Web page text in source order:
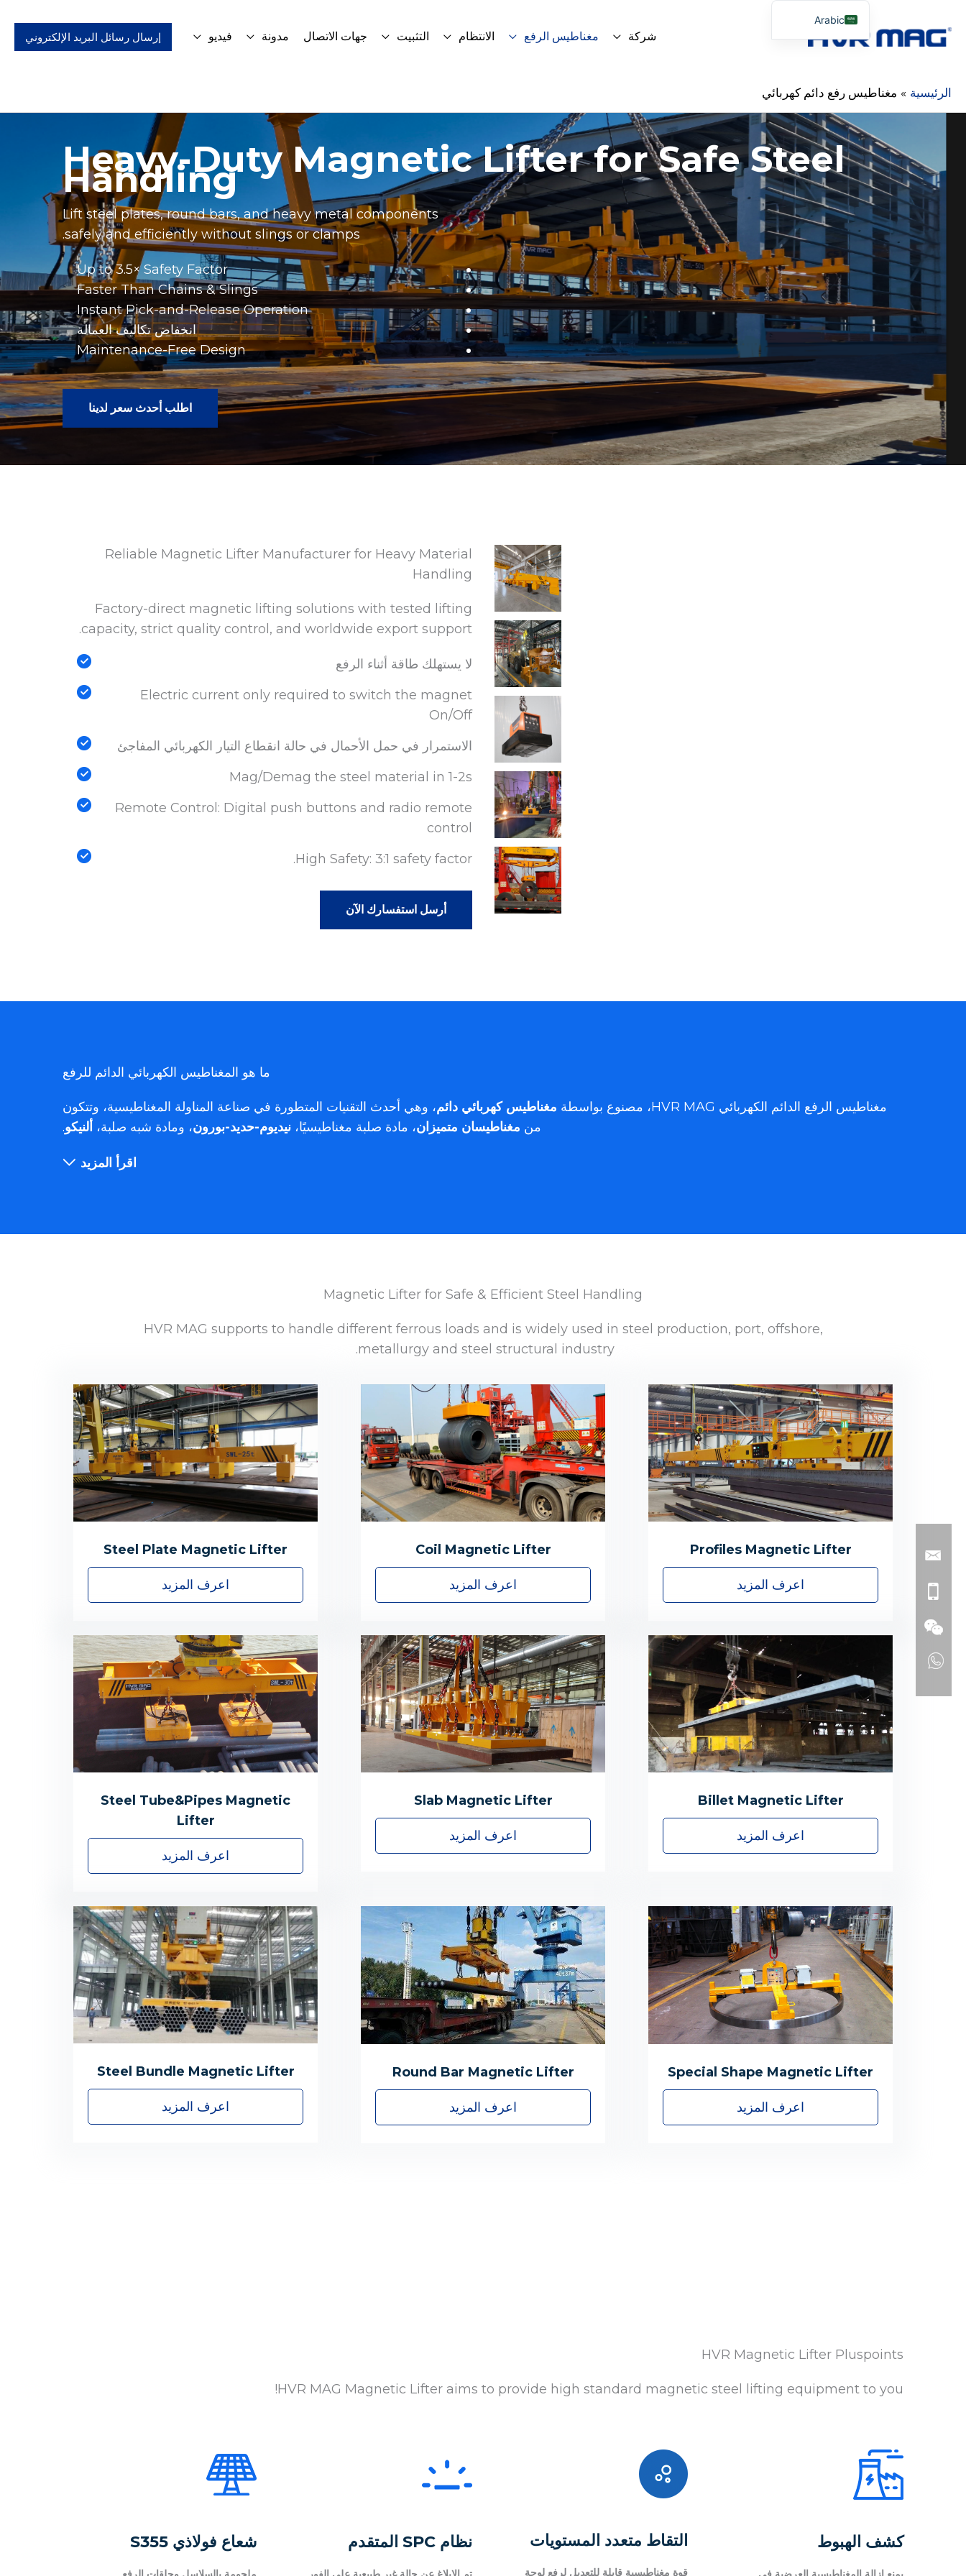
شركة مغناطيس الرفع الانتظام التثبيت جهات الاتصال مدونة فيديو إرسال رسائل البريد الإلكتروني
الرئيسية مغناطيس رفع دائم كهربائي
Heavy-Duty Magnetic Lifter for Safe Steel
Handling
Lift steel plates, round bars, and heavy metal components
safely and efficiently without slings or clamps.
Up to 3.5× Safety Factor
Faster Than Chains & Slings
Instant Pick-and-Release Operation
انخفاض تكاليف العمالة
Maintenance-Free Design
اطلب أحدث سعر لدينا
Reliable Magnetic Lifter Manufacturer for Heavy Material
Handling
Factory-direct magnetic lifting solutions with tested lifting
capacity, strict quality control, and worldwide export support.
لا يستهلك طاقة أثناء الرفع
Electric current only required to switch the magnet
On/Off
الاستمرار في حمل الأحمال في حالة انقطاع التيار الكهربائي المفاجئ
Mag/Demag the steel material in 1-2s
Remote Control: Digital push buttons and radio remote
control
High Safety: 3:1 safety factor.
أرسل استفسارك الآن
ما هو المغناطيس الكهربائي الدائم للرفع
مغناطيس الرفع الدائم الكهربائي HVR MAG، مصنوع بواسطة مغناطيس كهربائي دائم، وهي أحدث التقنيات المتطورة في صناعة المناولة المغناطيسية، وتتكون
من مغناطيسان متميزان، مادة صلبة مغناطيسيًا، نيديوم-حديد-بورون، ومادة شبه صلبة، ألنيكو.
اقرأ المزيد
Magnetic Lifter for Safe & Efficient Steel Handling
HVR MAG supports to handle different ferrous loads and is widely used in steel production, port, offshore,
metallurgy and steel structural industry.
Steel Plate Magnetic Lifter
اعرف المزيد
Coil Magnetic Lifter
اعرف المزيد
Profiles Magnetic Lifter
اعرف المزيد
Steel Tube&Pipes Magnetic
Lifter
اعرف المزيد
Slab Magnetic Lifter
اعرف المزيد
Billet Magnetic Lifter
اعرف المزيد
Steel Bundle Magnetic Lifter
اعرف المزيد
Round Bar Magnetic Lifter
اعرف المزيد
Special Shape Magnetic Lifter
اعرف المزيد
HVR Magnetic Lifter Pluspoints
HVR MAG Magnetic Lifter aims to provide high standard magnetic steel lifting equipment to you!
شعاع فولاذي S355 نظام SPC المتقدم التقاط متعدد المستويات
قوة مغناطيسية قابلة للتعديل لرفع لوحة
كشف الهبوط
Arabic
English
Spanish
Portuguese
Russian